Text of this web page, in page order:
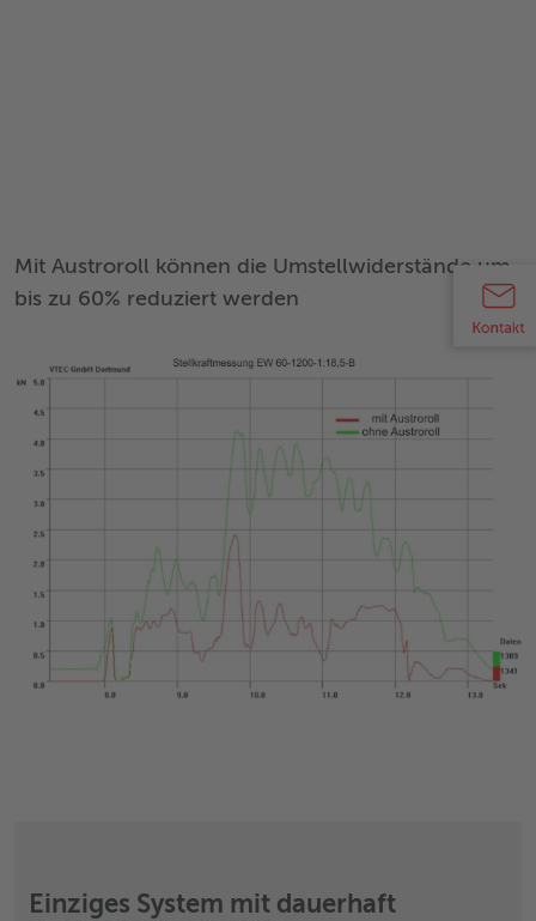
Mit Austroroll können die Umstellwiderstände um
bis zu 60% reduziert werden
Einziges System mit dauerhaft